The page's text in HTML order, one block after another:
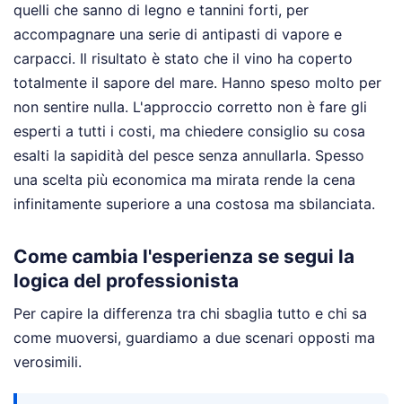
quelli che sanno di legno e tannini forti, per
accompagnare una serie di antipasti di vapore e
carpacci. Il risultato è stato che il vino ha coperto
totalmente il sapore del mare. Hanno speso molto per
non sentire nulla. L'approccio corretto non è fare gli
esperti a tutti i costi, ma chiedere consiglio su cosa
esalti la sapidità del pesce senza annullarla. Spesso
una scelta più economica ma mirata rende la cena
infinitamente superiore a una costosa ma sbilanciata.
Come cambia l'esperienza se segui la
logica del professionista
Per capire la differenza tra chi sbaglia tutto e chi sa
come muoversi, guardiamo a due scenari opposti ma
verosimili.